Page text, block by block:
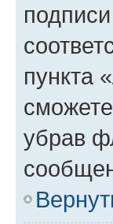
пункта
убрав